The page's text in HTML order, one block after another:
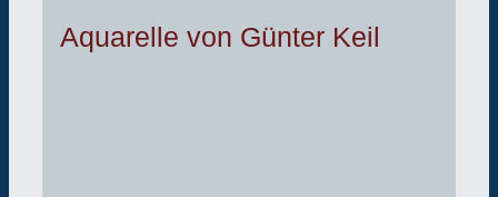
Aquarelle von Günter Keil